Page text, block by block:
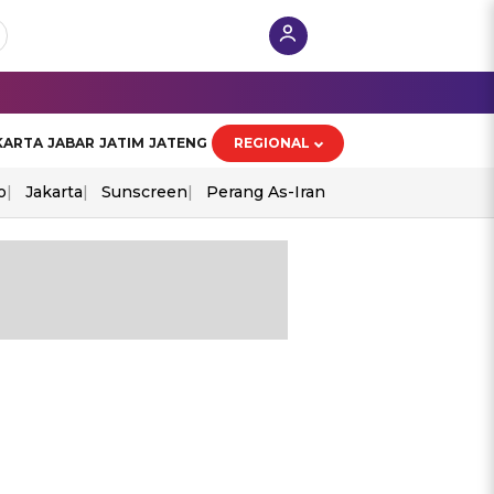
JABAR JATIM JATENG REGIONAL
Jakarta Sunscreen Perang As-Iran